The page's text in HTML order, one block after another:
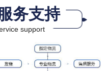
务支持
support